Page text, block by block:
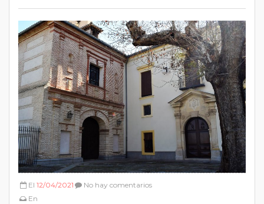
El 12/04/2021
En
No hay comentarios